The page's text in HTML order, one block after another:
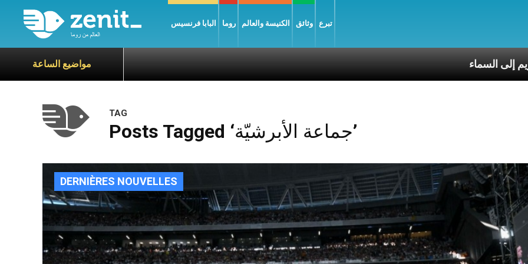
البابا فرنسيس روما الكنيسة والعالم وثائق تبرع
مواضيع الساعة العذراء مريم إلى السماء
TAG
Posts Tagged ‘جماعة الأبرشيّة’
DERNIÈRES NOUVELLES